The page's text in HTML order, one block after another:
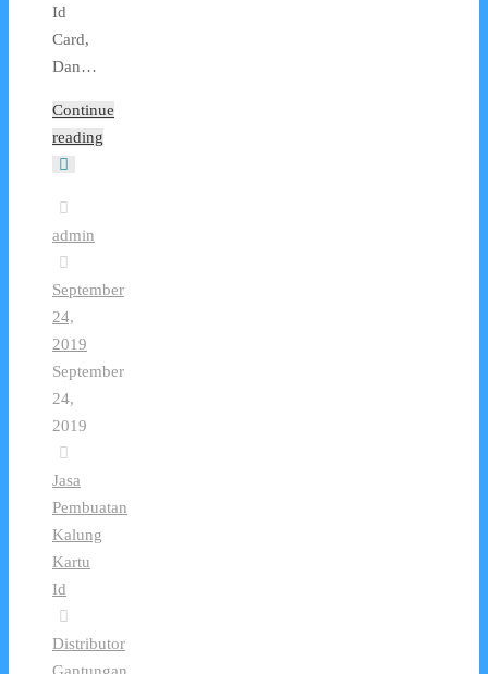
Id
Card,
Dan…
Continue
reading
admin
September
24,
2019
September
24,
2019
Jasa
Pembuatan
Kalung
Kartu
Id
Distributor